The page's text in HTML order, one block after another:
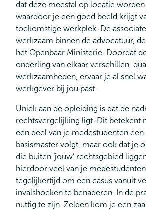
dat deze meestal op locatie
waardoor je een goed beeld krijgt
toekomstige werkplek. De
werkzaam binnen de advocatuur,
het Openbaar Ministerie. Doordat
onderling van elkaar verschillen,
werkzaamheden, ervaar je al snel
werkgever bij jou past.
Uniek aan de opleiding is dat de
rechtsvergelijking ligt. Dit betekent
een deel van je medestudenten een
basismaster volgt, maar ook dat je
die buiten ‘jouw’ rechtsgebied
hierdoor veel van je
tegelijkertijd om een casus vanuit
invalshoeken te benaderen. In de
nuttig te zijn. Zelden kom je een